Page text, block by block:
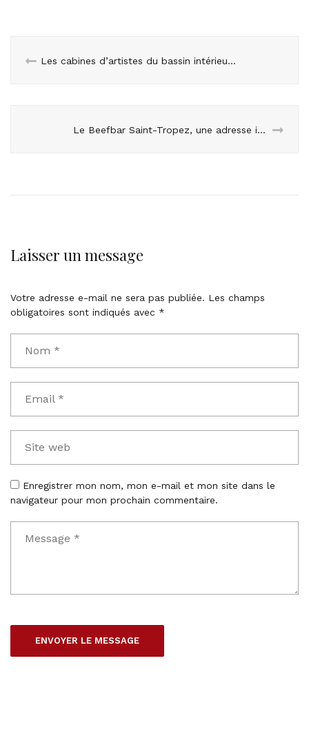
Les cabines d’artistes du bassin intérieur – 2ème édition 2024
Le Beefbar Saint-Tropez, une adresse incontournable aux vins et viandes d’exception
Laisser un message
Votre adresse e-mail ne sera pas publiée. Les champs
obligatoires sont indiqués avec *
Enregistrer mon nom, mon e-mail et mon site dans le
navigateur pour mon prochain commentaire.